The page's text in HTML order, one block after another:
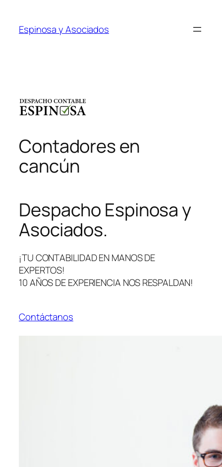
contenido
Espinosa y Asociados
Contadores en
cancún
Despacho Espinosa y
Asociados.
¡TU CONTABILIDAD EN MANOS DE
EXPERTOS!
10 AÑOS DE EXPERIENCIA NOS RESPALDAN!
Contáctanos